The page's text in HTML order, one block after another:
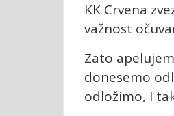
KK Crvena
važnost
Zato
donesemo
odložimo, I